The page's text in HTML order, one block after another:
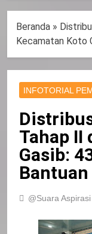
Beranda »
Kecamatan Koto
INFOTORIAL
Tahap II
Gasib:
Bantuan
@Suara Aspirasi